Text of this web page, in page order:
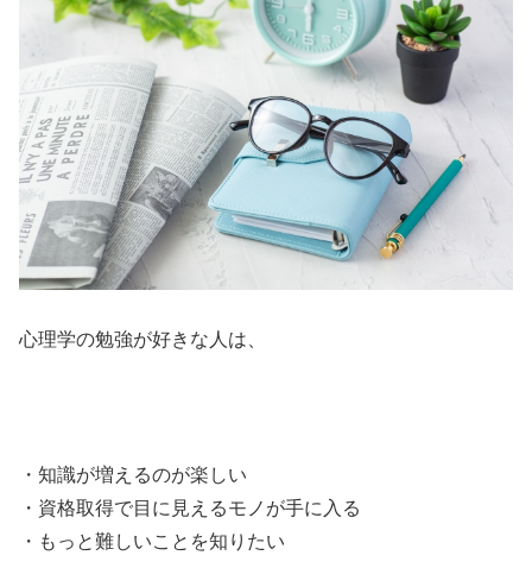
心理学の勉強が好きな人は、
・知識が増えるのが楽しい
・資格取得で目に見えるモノが手に入る
・もっと難しいことを知りたい